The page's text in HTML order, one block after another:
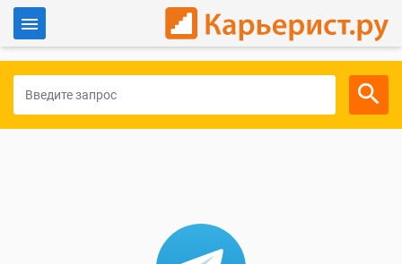
Для работодателей